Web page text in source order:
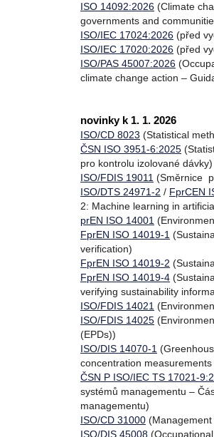
ISO 14092:2026 (Climate
governments and
ISO/IEC 17024:2026 (před
ISO/IEC 17020:2026 (před
ISO/PAS 45007:2026
climate change action –
novinky k 1. 1. 2026
ISO/CD 8023 (Statistical
ČSN ISO 3951-6:2025
pro kontrolu izolované dávky)
ISO/FDIS 19011 (Směrnice
ISO/DTS 24971-2 / FprCEN
2: Machine learning in
prEN ISO 14001
FprEN ISO 14019-1
verification)
FprEN ISO 14019-2
FprEN ISO 14019-4
verifying sustainability
ISO/FDIS 14021
ISO/FDIS 14025
(EPDs))
ISO/DIS 14070-1
concentration
ČSN P ISO/IEC TS 17021-
systémů managementu –
managementu)
ISO/CD 31000
ISO/DIS 45008